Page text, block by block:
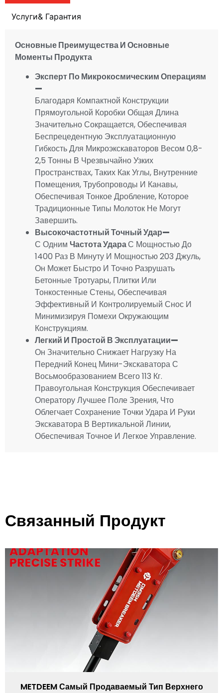
Услуги& Гарантия
Основные ПреимуществаИ Основные
Моменты Продукта
Эксперт По Микрокосмическим Операциям
—
Благодаря Компактной Конструкции
Прямоугольной Коробки Общая Длина
Значительно Сокращается, Обеспечивая
Беспрецедентную Эксплуатационную
Гибкость Для Микроэкскаваторов Весом 0,8-
2,5 Тонны В Чрезвычайно Узких
Пространствах, Таких Как Углы, Внутренние
Помещения, Трубопроводы И Канавы,
Обеспечивая Тонкое Дробление, Которое
Традиционные Типы Молоток Не Могут
Завершить.
Высокочастотный Точный Удар—
С Одним Частота УдараС Мощностью До
1400 Раз В Минуту И Мощностью 203 Джуль,
Он Может Быстро И Точно Разрушать
Бетонные Тротуары, Плитки Или
Тонкостенные Стены, Обеспечивая
Эффективный И Контролируемый Снос И
Минимизируя Помехи Окружающим
Конструкциям.
Легкий И Простой В Эксплуатации—
Он Значительно Снижает Нагрузку На
Передний Конец Мини-Экскаватора С
Восьмообразованием Всего 113 Кг.
Правоугольная Конструкция Обеспечивает
Оператору Лучшее Поле Зрения, Что
Облегчает Сохранение Точки Удара И Руки
Экскаватора В Вертикальной Линии,
Обеспечивая Точное И Легкое Управление.
Связанный Продукт
METDEEM Самый Продаваемый Тип Верхнего